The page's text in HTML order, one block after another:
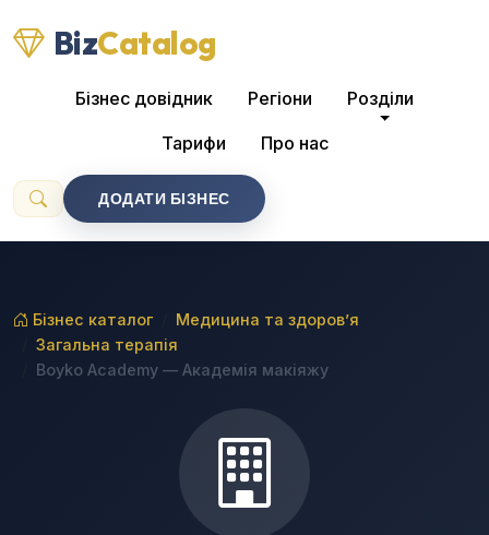
BizCatalog
Бізнес довідник Регіони Розділи
Тарифи Про нас
ДОДАТИ БІЗНЕС
Бізнес каталог
Медицина та здоров’я
Загальна терапія
Boyko Academy — Академія макіяжу